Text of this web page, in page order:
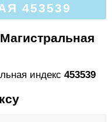
453539
индекс 453539